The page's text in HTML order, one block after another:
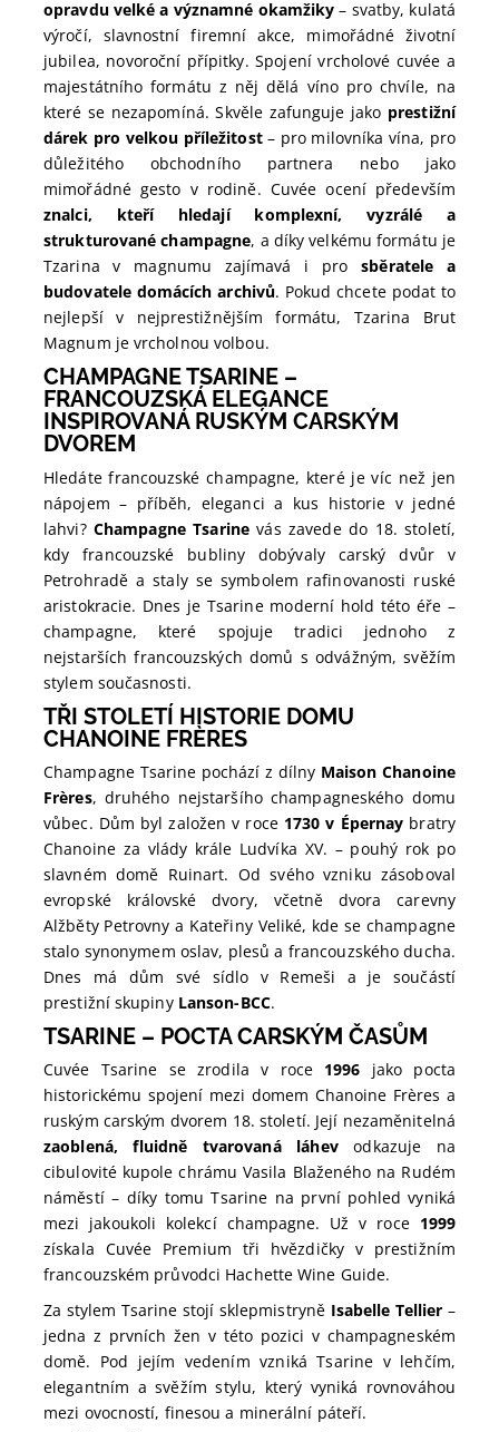
opravdu velké a významné okamžiky – svatby, kulatá
výročí, slavnostní firemní akce, mimořádné životní
jubilea, novoroční přípitky. Spojení vrcholové cuvée a
majestátního formátu z něj dělá víno pro chvíle, na
které se nezapomíná. Skvěle zafunguje jako prestižní
dárek pro velkou příležitost– pro milovníka vína, pro
důležitého obchodního partnera nebo jako
mimořádné gesto v rodině. Cuvée ocení především
znalci, kteří hledají komplexní, vyzrálé a
strukturované champagne, a díky velkému formátu je
Tzarina v magnumu zajímavá i prosběratele a
budovatele domácích archivů. Pokud chcete podat to
nejlepší v nejprestižnějším formátu, Tzarina Brut
Magnum je vrcholnou volbou.
CHAMPAGNE TSARINE –
FRANCOUZSKÁ ELEGANCE
INSPIROVANÁ RUSKÝM CARSKÝM
DVOREM
Hledáte francouzské champagne, které je víc než jen
nápojem – příběh, eleganci a kus historie v jedné
lahvi? Champagne Tsarinevás zavede do 18. století,
kdy francouzské bubliny dobývaly carský dvůr v
Petrohradě a staly se symbolem rafinovanosti ruské
aristokracie. Dnes je Tsarine moderní hold této éře –
champagne, které spojuje tradici jednoho z
nejstarších francouzských domů s odvážným, svěžím
stylem současnosti.
TŘI STOLETÍ HISTORIE DOMU
CHANOINE FRÈRES
Champagne Tsarine pochází z dílny Maison Chanoine
Frères, druhého nejstaršího champagneského domu
vůbec. Dům byl založen v roce 1730 v Épernay bratry
Chanoine za vlády krále Ludvíka XV. – pouhý rok po
slavném domě Ruinart. Od svého vzniku zásoboval
evropské královské dvory, včetně dvora carevny
Alžběty Petrovny a Kateřiny Veliké, kde se champagne
stalo synonymem oslav, plesů a francouzského ducha.
Dnes má dům své sídlo v Remeši a je součástí
prestižní skupiny Lanson-BCC.
TSARINE – POCTA CARSKÝM ČASŮM
Cuvée Tsarine se zrodila v roce 1996 jako pocta
historickému spojení mezi domem Chanoine Frères a
ruským carským dvorem 18. století. Její nezaměnitelná
zaoblená, fluidně tvarovaná láhevodkazuje na
cibulovité kupole chrámu Vasila Blaženého na Rudém
náměstí – díky tomu Tsarine na první pohled vyniká
mezi jakoukoli kolekcí champagne. Už v roce 1999
získala Cuvée Premium tři hvězdičky v prestižním
francouzském průvodci Hachette Wine Guide.
Za stylem Tsarine stojí sklepmistryně Isabelle Tellier –
jedna z prvních žen v této pozici v champagneském
domě. Pod jejím vedením vzniká Tsarine v lehčím,
elegantním a svěžím stylu, který vyniká rovnováhou
mezi ovocností, finesou a minerální páteří.